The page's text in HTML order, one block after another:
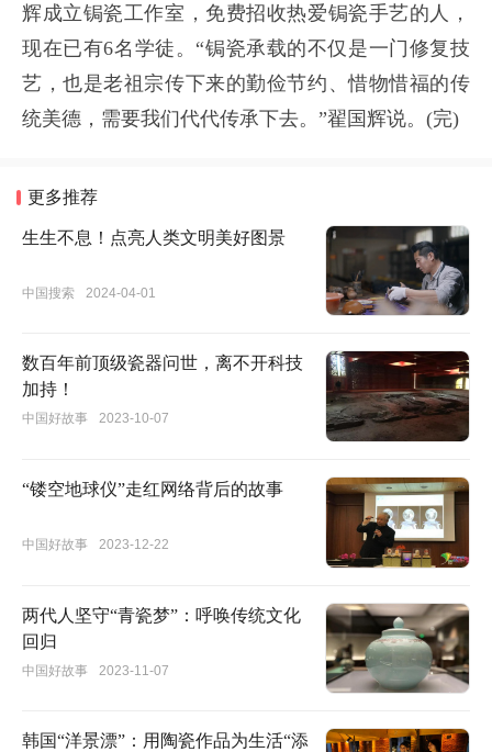
辉成立锔瓷工作室，免费招收热爱锔瓷手艺的人，
现在已有6名学徒。“锔瓷承载的不仅是一门修复技
艺，也是老祖宗传下来的勤俭节约、惜物惜福的传
统美德，需要我们代代传承下去。”翟国辉说。(完)
更多推荐
生生不息！点亮人类文明美好图景
中国搜索 2024-04-01
数百年前顶级瓷器问世，离不开科技
加持！
中国好故事 2023-10-07
“镂空地球仪”走红网络背后的故事
中国好故事 2023-12-22
两代人坚守“青瓷梦”：呼唤传统文化
回归
中国好故事 2023-11-07
韩国“洋景漂”：用陶瓷作品为生活“添